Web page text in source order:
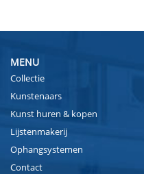
MENU
Collectie
Kunstenaars
Kunst huren & kopen
Lijstenmakerij
Ophangsystemen
Contact